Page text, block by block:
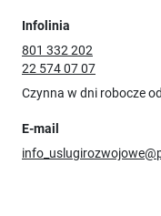
Infolinia
801 332 202
22 574 07 07
Czynna w dni robocze
E-mail